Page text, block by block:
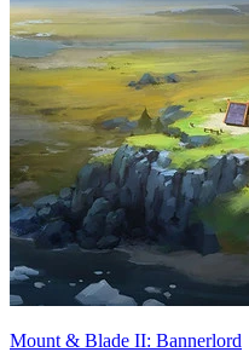
Mount & Blade II: Bannerlord